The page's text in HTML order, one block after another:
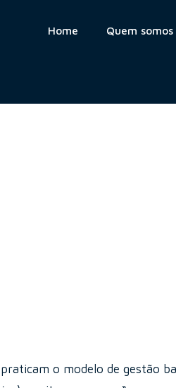
Home Quem somos
o modelo de gestão